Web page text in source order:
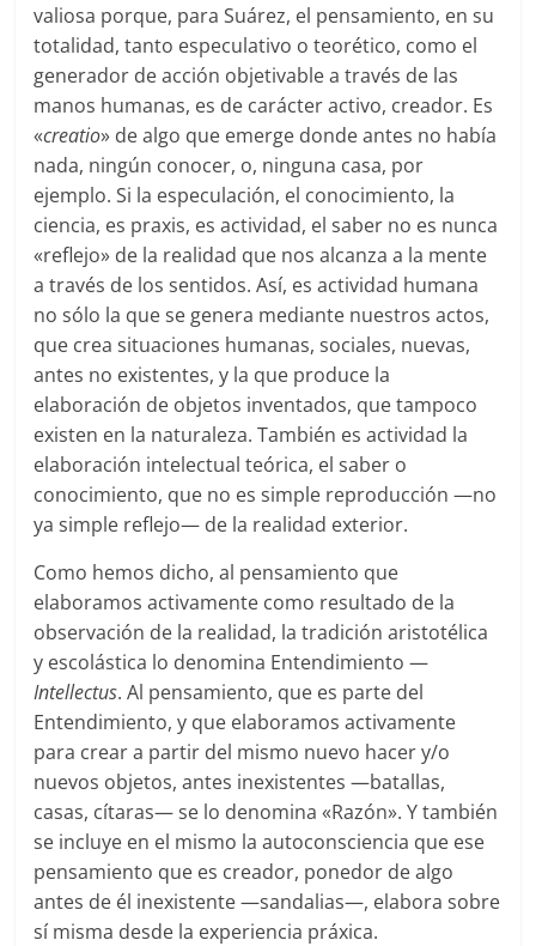
valiosa porque, para Suárez, el pensamiento, en su
totalidad, tanto especulativo o teorético, como el
generador de acción objetivable a través de las
manos humanas, es de carácter activo, creador. Es
«creatio» de algo que emerge donde antes no había
nada, ningún conocer, o, ninguna casa, por
ejemplo. Si la especulación, el conocimiento, la
ciencia, es praxis, es actividad, el saber no es nunca
«reflejo» de la realidad que nos alcanza a la mente
a través de los sentidos. Así, es actividad humana
no sólo la que se genera mediante nuestros actos,
que crea situaciones humanas, sociales, nuevas,
antes no existentes, y la que produce la
elaboración de objetos inventados, que tampoco
existen en la naturaleza. También es actividad la
elaboración intelectual teórica, el saber o
conocimiento, que no es simple reproducción —no
ya simple reflejo— de la realidad exterior.
Como hemos dicho, al pensamiento que
elaboramos activamente como resultado de la
observación de la realidad, la tradición aristotélica
y escolástica lo denomina Entendimiento —
Intellectus. Al pensamiento, que es parte del
Entendimiento, y que elaboramos activamente
para crear a partir del mismo nuevo hacer y/o
nuevos objetos, antes inexistentes —batallas,
casas, cítaras— se lo denomina «Razón». Y también
se incluye en el mismo la autoconsciencia que ese
pensamiento que es creador, ponedor de algo
antes de él inexistente —sandalias—, elabora sobre
sí misma desde la experiencia práxica.